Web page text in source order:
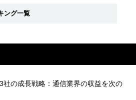
ング一覧
社の成長戦略：通信業界の収益を次の